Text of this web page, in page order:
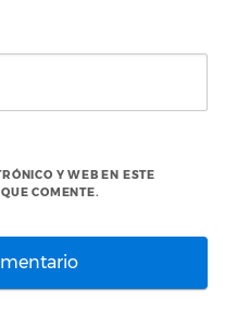
Y WEB EN ESTE
COMENTE.